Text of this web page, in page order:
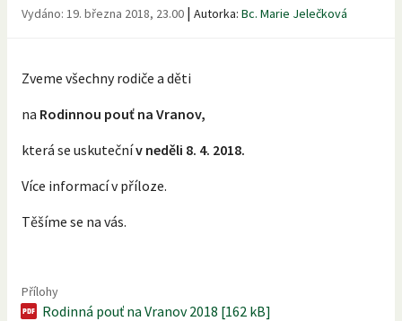
Vydáno: 19. března 2018, 23.00 | Autorka: Bc. Marie Jelečková
Zveme všechny rodiče a děti
na Rodinnou pouť na Vranov,
která se uskutečnív neděli 8. 4. 2018.
Více informací v příloze.
Těšíme se na vás.
Přílohy
Rodinná pouť na Vranov 2018 [162 kB]